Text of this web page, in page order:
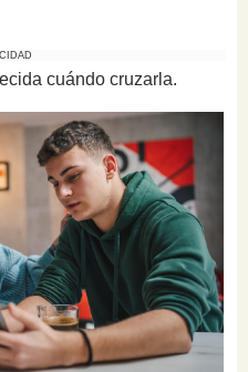
cuándo cruzarla.